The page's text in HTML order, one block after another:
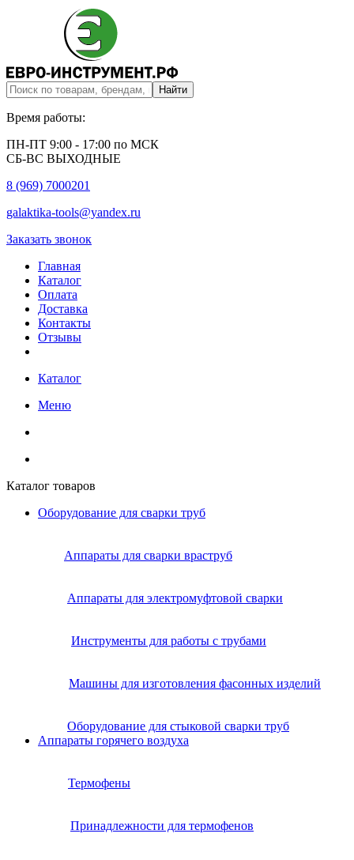
Время работы:
ПН-ПТ 9:00 - 17:00 по МСК
СБ-ВС ВЫХОДНЫЕ
8 (969) 7000201
galaktika-tools@yandex.ru
Заказать звонок
Главная
Каталог
Оплата
Доставка
Контакты
Отзывы
Каталог
Меню
Каталог товаров
Оборудование для сварки труб
Аппараты для сварки враструб
Аппараты для электромуфтовой сварки
Инструменты для работы с трубами
Машины для изготовления фасонных изделий
Оборудование для стыковой сварки труб
Аппараты горячего воздуха
Термофены
Принадлежности для термофенов